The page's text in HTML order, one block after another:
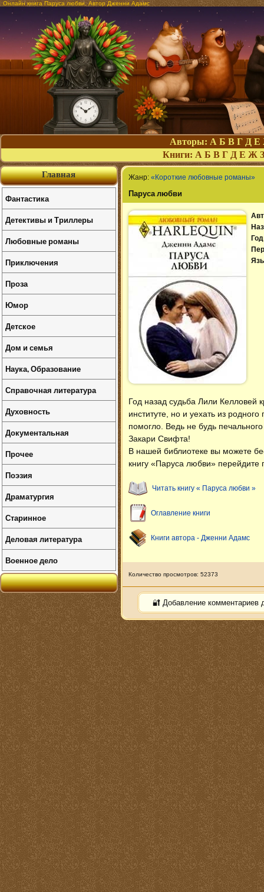
Онлайн книга Паруса любви. Автор Дженни Адамс
Авторы: А Б В Г Д Е
Книги: А Б В Г Д Е Ж З
Жанр: «Короткие любовные романы»
Паруса любви
Год назад судьба Лили Келловей
институте, но и уехать из
помогло. Ведь не будь
Закари Свифта!
В нашей библиотеке вы можете
книгу «Паруса любви» перейдите
Читать книгу « Паруса любви »
Оглавление книги
Книги автора - Дженни Адамс
Количество просмотров: 52373
🔐 Добавление комментариев
Главная
Фантастика
Детективы и Триллеры
Любовные романы
Приключения
Проза
Юмор
Детское
Дом и семья
Наука, Образование
Справочная литература
Духовность
Документальная
Прочее
Поэзия
Драматургия
Старинное
Деловая литература
Военное дело